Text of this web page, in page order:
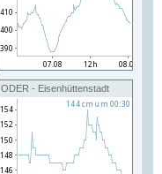
ODER - Eisenhüttenstadt